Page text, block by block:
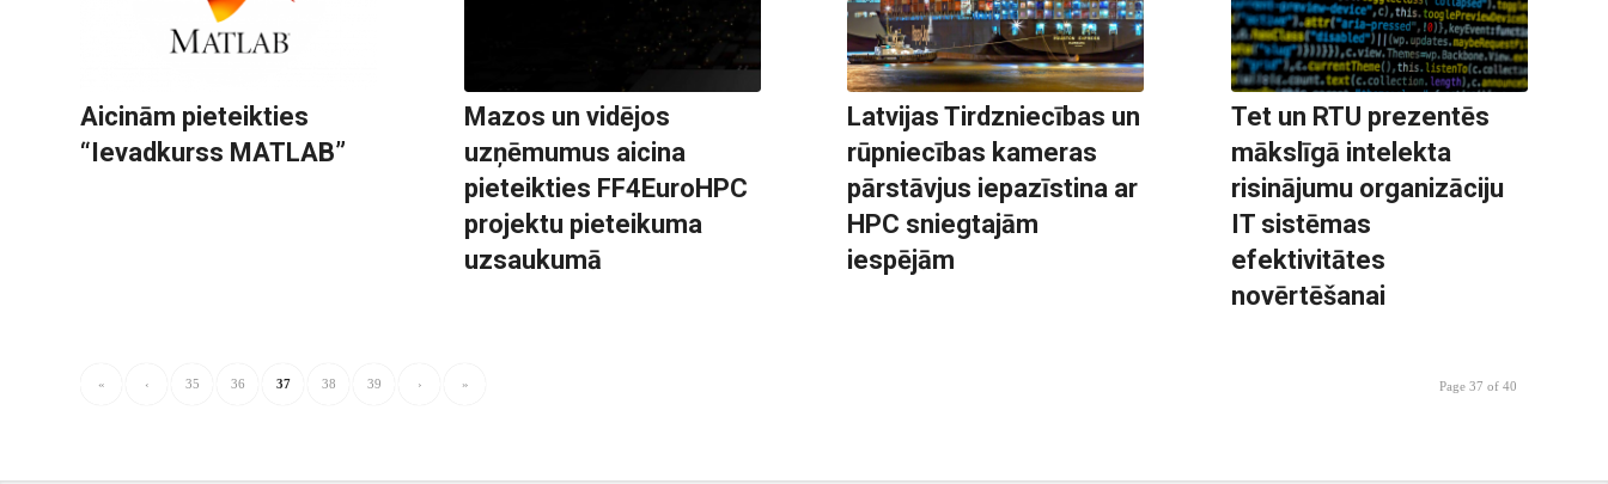
Aicinām pieteikties
“Ievadkurss MATLAB”
Mazos un vidējos
uzņēmumus aicina
pieteikties FF4EuroHPC
projektu pieteikuma
uzsaukumā
Latvijas Tirdzniecības un
rūpniecības kameras
pārstāvjus iepazīstina ar
HPC sniegtajām
iespējām
Tet un RTU prezentēs
mākslīgā intelekta
risinājumu organizāciju
IT sistēmas
efektivitātes
novērtēšanai
Page 37 of 40
« ‹ 35 36 37 38 39 › »